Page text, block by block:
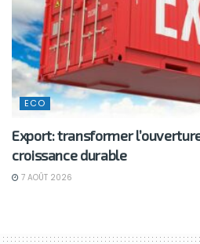
ECO
Export: transformer
croissance durable
7 AOÛT 2026